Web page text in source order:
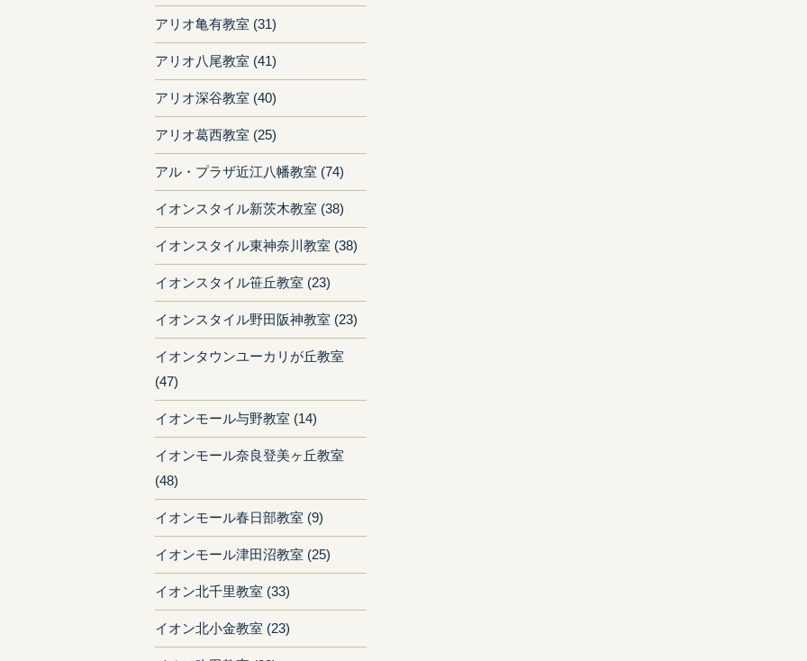
アリオ亀有教室 (31)
アリオ八尾教室 (41)
アリオ深谷教室 (40)
アリオ葛西教室 (25)
アル・プラザ近江八幡教室 (74)
イオンスタイル新茨木教室 (38)
イオンスタイル東神奈川教室 (38)
イオンスタイル笹丘教室 (23)
イオンスタイル野田阪神教室 (23)
イオンタウンユーカリが丘教室
(47)
イオンモール与野教室 (14)
イオンモール奈良登美ヶ丘教室
(48)
イオンモール春日部教室 (9)
イオンモール津田沼教室 (25)
イオン北千里教室 (33)
イオン北小金教室 (23)